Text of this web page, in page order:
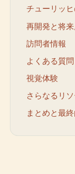
チューリッ
再開発と将
訪問者情報
よくある質問
視覚体験
さらなるリ
まとめと最